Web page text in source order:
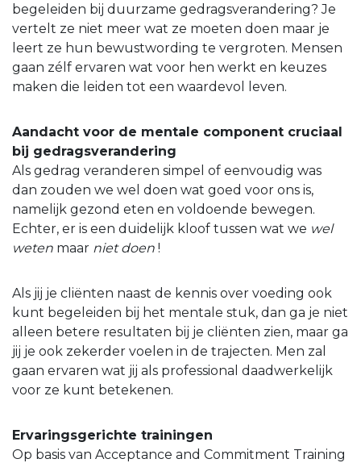
begeleiden bij duurzame gedragsverandering? Je
vertelt ze niet meer wat ze moeten doen maar je
leert ze hun bewustwording te vergroten. Mensen
gaan zélf ervaren wat voor hen werkt en keuzes
maken die leiden tot een waardevol leven.
Aandacht voor de mentale component cruciaal
bij gedragsverandering
Als gedrag veranderen simpel of eenvoudig was
dan zouden we wel doen wat goed voor ons is,
namelijk gezond eten en voldoende bewegen.
Echter, er is een duidelijk kloof tussen wat we wel
weten maar niet doen !
Als jij je cliënten naast de kennis over voeding ook
kunt begeleiden bij het mentale stuk, dan ga je niet
alleen betere resultaten bij je cliënten zien, maar ga
jij je ook zekerder voelen in de trajecten. Men zal
gaan ervaren wat jij als professional daadwerkelijk
voor ze kunt betekenen.
Ervaringsgerichte trainingen
Op basis van Acceptance and Commitment Training